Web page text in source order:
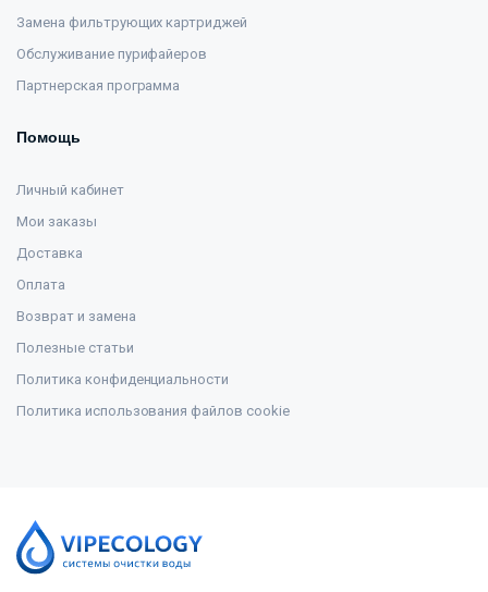
Замена фильтрующих картриджей
Обслуживание пурифайеров
Партнерская программа
Помощь
Личный кабинет
Мои заказы
Доставка
Оплата
Возврат и замена
Полезные статьи
Политика конфиденциальности
Политика использования файлов cookie